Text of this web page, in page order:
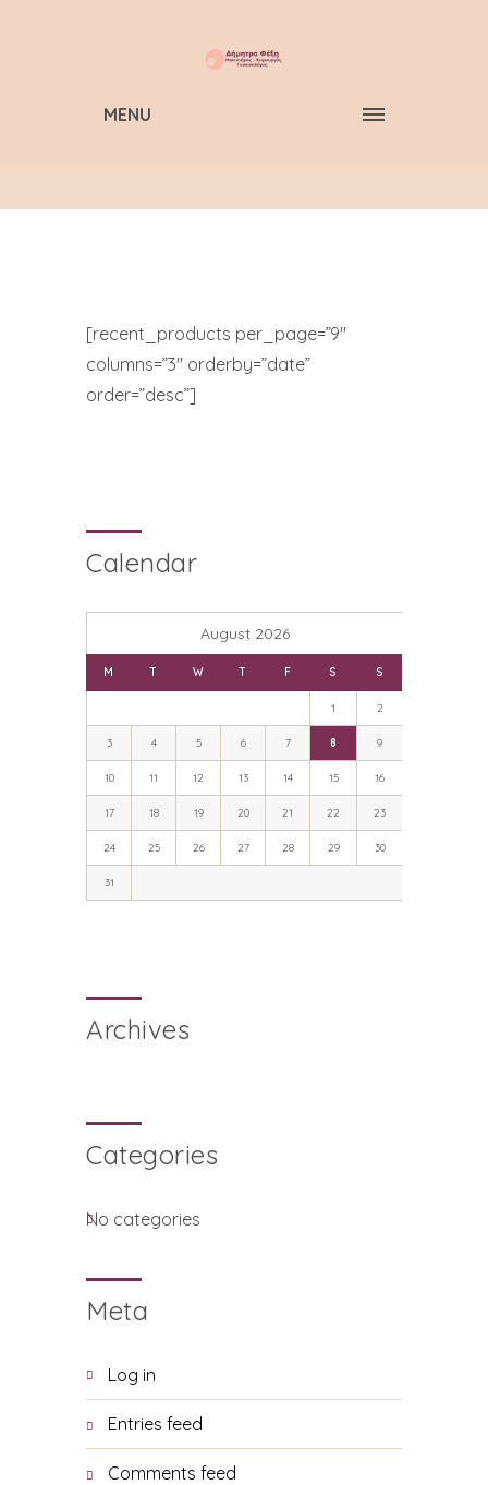
MENU
[recent_products per_page=”9″
columns=”3″ orderby=”date”
order=”desc”]
Calendar
August 2026
M T W T F S S
1 2
3 4 5 6 7 8 9
10 11 12 13 14 15 16
17 18 19 20 21 22 23
24 25 26 27 28 29 30
31
Archives
Categories
No categories
Meta
Log in
Entries feed
Comments feed